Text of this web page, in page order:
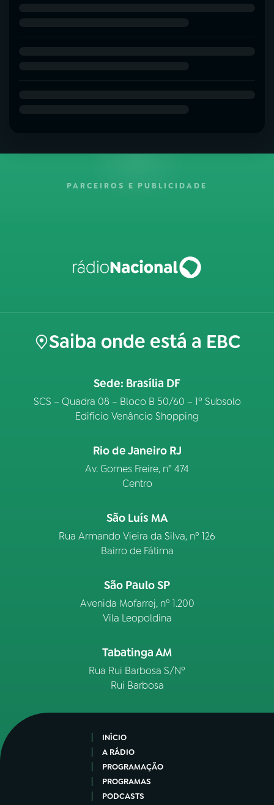
PARCEIROS E PUBLICIDADE
Saiba onde está a EBC
Sede: Brasília DF
SCS – Quadra 08 – Bloco B 50/60 – 1º Subsolo
Edifício Venâncio Shopping
Rio de Janeiro RJ
Av. Gomes Freire, n° 474
Centro
São Luís MA
Rua Armando Vieira da Silva, nº 126
Bairro de Fátima
São Paulo SP
Avenida Mofarrej, nº 1.200
Vila Leopoldina
Tabatinga AM
Rua Rui Barbosa S/Nº
Rui Barbosa
INÍCIO
A RÁDIO
PROGRAMAÇÃO
PROGRAMAS
PODCASTS